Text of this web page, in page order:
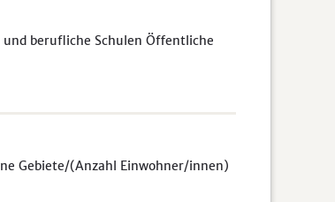
berufliche Schulen Öffentliche
Gebiete/(Anzahl Einwohner/innen)